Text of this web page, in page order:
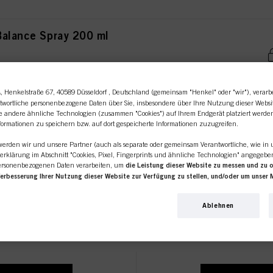
Spray 200 ml
Lotion 1000 ml
GLAMOUR WAVE
Wave 0 Perm Lotion 80 ml
, Henkelstraße 67, 40589 Düsseldorf , Deutschland (gemeinsam "Henkel" oder "wir"),
personenbezogene Daten über Sie, insbesondere über Ihre Nutzung dieser
andere ähnliche Technologien (zusammen "Cookies") auf Ihrem Endgerät platziert
zu speichern bzw. auf dort gespeicherte Informationen zuzugreifen.
wir und unsere Partner (auch als separate oder gemeinsam Verantwortliche, wie in
im Abschnitt "Cookies, Pixel, Fingerprints und ähnliche Technologien"
Daten verarbeiten, um die Leistung dieser Website zu messen und zu
Ihrer Nutzung dieser Website zur Verfügung zu stellen, und/oder um unser
pflegen und individuelle Profile über Sie erstellen, die mit Daten angereichert
Ablehnen